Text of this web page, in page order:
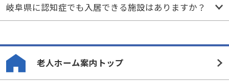
岐阜県に認知症でも入居できる施設はありますか？
老人ホーム案内トップ